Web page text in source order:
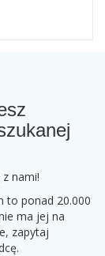
nami!
to ponad 20.000
ma jej na
zapytaj